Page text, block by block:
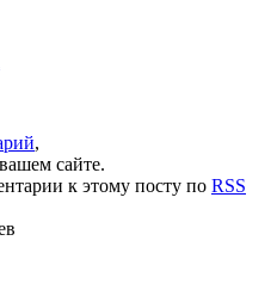
,
сайте.
к этому посту по RSS